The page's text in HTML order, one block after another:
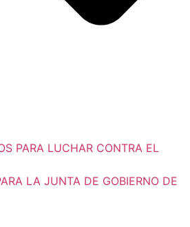
PARA LUCHAR CONTRA EL
LA JUNTA DE GOBIERNO DE